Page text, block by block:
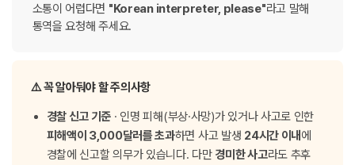
소통이 어렵다면 "Korean interpreter, please"라고 말해
통역을 요청해 주세요.
⚠️ 꼭 알아둬야 할 주의사항
경찰 신고 기준 · 인명 피해(부상·사망)가 있거나 사고로 인한
피해액이 3,000달러를 초과하면 사고 발생 24시간 이내 에
경찰에 신고할 의무가 있습니다. 다만 경미한 사고라도 추후